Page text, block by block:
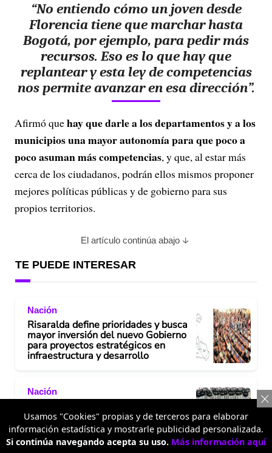
“No entiendo cómo un joven desde
Florencia tiene que marchar hasta
Bogotá, por ejemplo, para pedir más
recursos. Eso es lo que hay que
replantear y esta ley de competencias
nos permite avanzar en esa dirección”.
Afirmó quehay que darle a los departamentos y a los
municipios una mayor autonomía para que poco a
poco asuman más competencias, y que, al estar más
cerca de los ciudadanos, podrán ellos mismos proponer
mejores políticas públicas y de gobierno para sus
propios territorios.
El artículo continúa abajo
TE PUEDE INTERESAR
Nación
Risaralda define prioridades y busca
mayor inversión del nuevo Gobierno
para proyectos estratégicos en
infraestructura y desarrollo
Nación
se posesiona el 7 de agosto? Origen
histórico y base legal de la tradición
Usamos "Cookies" propias y de terceros para elaborar
información estadística y mostrarle publicidad personalizada.
Si continúa navegando acepta su uso. Más información aquí